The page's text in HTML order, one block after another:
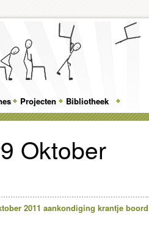
Projecten Bibliotheek
Oktober
2011 aankondiging krantje boord